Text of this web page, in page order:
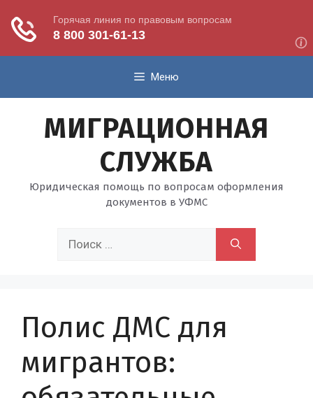
содержимому
Меню
МИГРАЦИОННАЯ
СЛУЖБА
Юридическая помощь по вопросам оформления
документов в УФМС
Полис ДМС для
мигрантов: